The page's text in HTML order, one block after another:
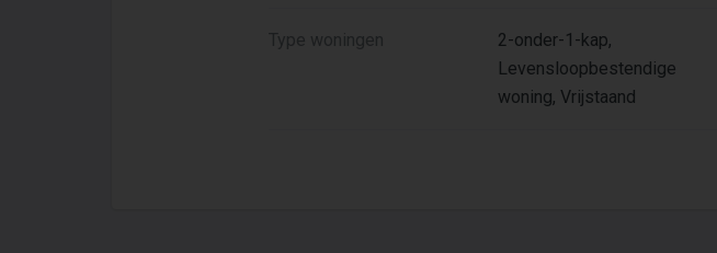
Type woningen
2-onder-1-kap,
Levensloopbestendige
woning, Vrijstaand